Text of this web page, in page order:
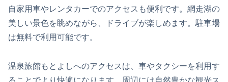
自家用車やレンタカーでのアクセスも便利です。網走湖の
美しい景色を眺めながら、ドライブが楽しめます。駐車場
は無料で利用可能です。
温泉旅館もとよしへのアクセスは、車やタクシーを利用す
ることでより快適になります。周辺には自然豊かな観光ス